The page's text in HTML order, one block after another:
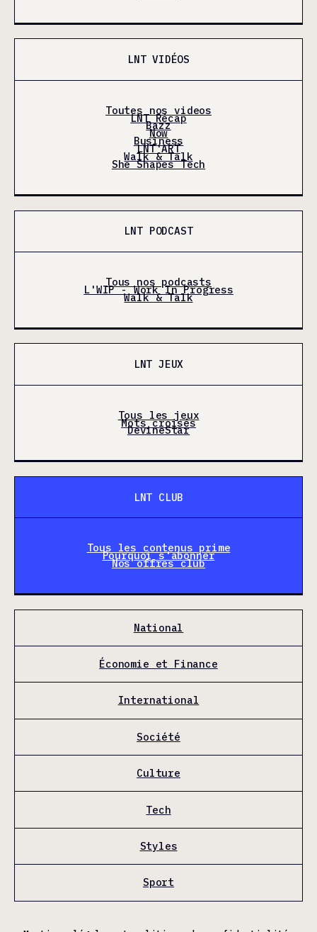
LNT VIDÉOS
Toutes nos videos
LNT Récap
Bazz
Now
Business
LNT'ART
Walk & Talk
She Shapes Tech
LNT PODCAST
Tous nos podcasts
L'WIP - Work In Progress
Walk & Talk
LNT JEUX
Tous les jeux
Mots croisés
DevineStar
LNT CLUB
Tous les contenus prime
Pourquoi s'abonner
Nos offres club
National
Économie et Finance
International
Société
Culture
Tech
Styles
Sport